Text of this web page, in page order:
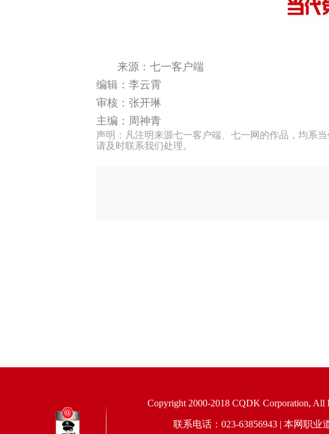
来源：七一客户端
编辑：李云霄
审核：张开琳
主编：周神青
声明：凡注明来源七一客户端、七一网的作品，均系
请及时联系我们处理。
Copyright 2000-2018 CQDK Corporation, All
联系电话：023-63856943 | 本网职